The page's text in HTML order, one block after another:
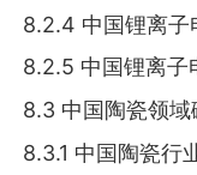
8.2.4 中国锂离子
8.2.5 中国锂离子
8.3 中国陶瓷领
8.3.1 中国陶瓷行